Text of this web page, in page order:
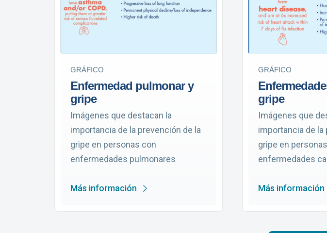
GRÁFICO
Enfermedad pulmonar y
gripe
Imágenes que destacan la
importancia de la prevención de la
gripe en personas con
enfermedades pulmonares
Más información
GRÁFICO
gripe
Imágenes que
importancia de la
gripe en
enfermedades
Más información